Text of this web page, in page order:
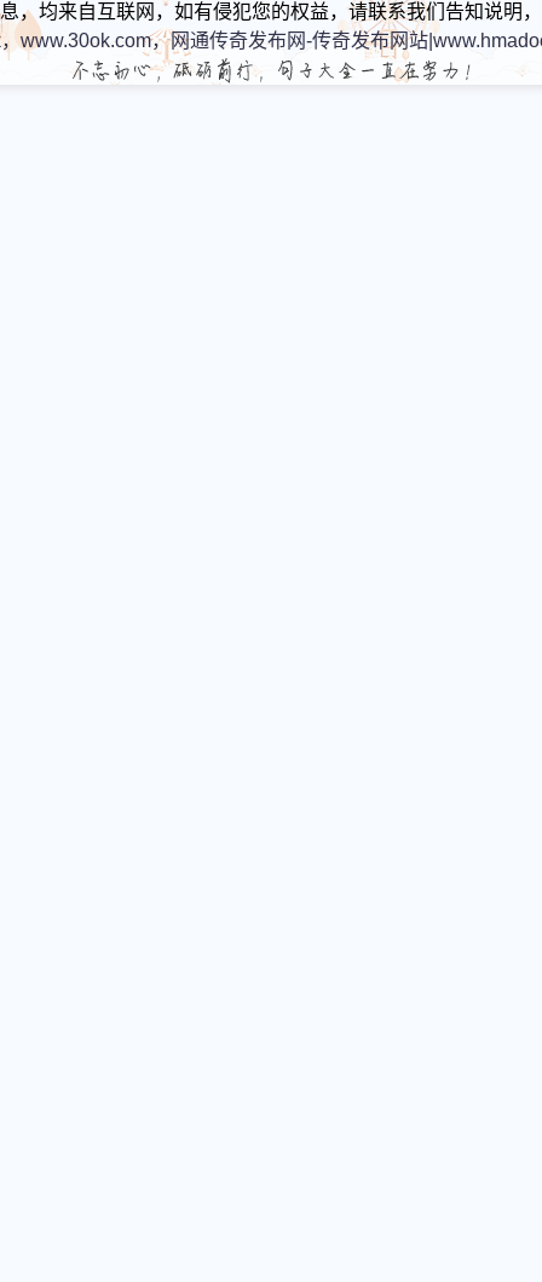
，均来自互联网，如有侵犯您的权益，请联系我们告知说明
www.30ok.com，网通传奇发布网-传奇发布网站